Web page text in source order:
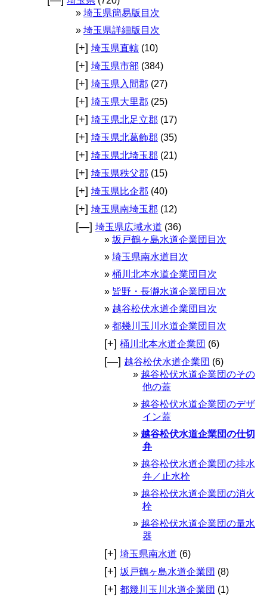
埼玉県簡易版目次
埼玉県詳細版目次
[+] 埼玉県直轄 (10)
[+] 埼玉県市部 (384)
[+] 埼玉県入間郡 (27)
[+] 埼玉県大里郡 (25)
[+] 埼玉県北足立郡 (17)
[+] 埼玉県北葛飾郡 (35)
[+] 埼玉県北埼玉郡 (21)
[+] 埼玉県秩父郡 (15)
[+] 埼玉県比企郡 (40)
[+] 埼玉県南埼玉郡 (12)
[—] 埼玉県広域水道 (36)
坂戸鶴ヶ島水道企業団目次
埼玉県南水道目次
桶川北本水道企業団目次
皆野・長瀞水道企業団目次
越谷松伏水道企業団目次
都幾川玉川水道企業団目次
[+] 桶川北本水道企業団 (6)
[—] 越谷松伏水道企業団 (6)
越谷松伏水道企業団のその
他の蓋
越谷松伏水道企業団のデザ
イン蓋
越谷松伏水道企業団の仕切
弁
越谷松伏水道企業団の排水
弁／止水栓
越谷松伏水道企業団の消火
栓
越谷松伏水道企業団の量水
器
[+] 埼玉県南水道 (6)
[+] 坂戸鶴ヶ島水道企業団 (8)
[+] 都幾川玉川水道企業団 (1)